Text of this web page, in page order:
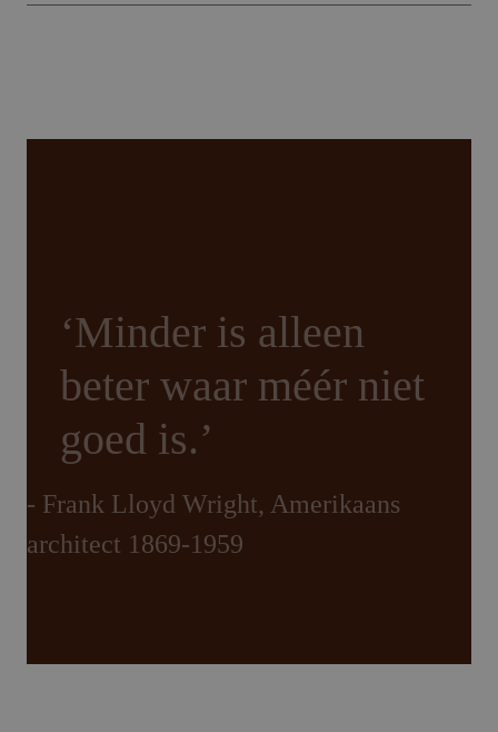
‘Minder is alleen
beter waar méér niet
goed is.’
- Frank Lloyd Wright, Amerikaans
architect 1869-1959